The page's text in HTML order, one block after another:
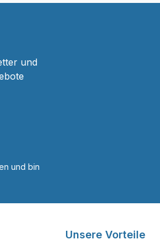
und
und bin
Unsere Vorteile